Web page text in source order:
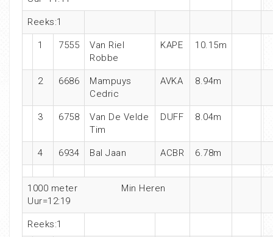
Reeks:1
1 7555
Van Riel
Robbe
KAPE 10.15m
2 6686
Mampuys
Cedric
AVKA 8.94m
3 6758
Van De Velde
Tim
DUFF 8.04m
4 6934 Bal Jaan ACBR 6.78m
1000 meter Min Heren
Uur=12:19
Reeks:1